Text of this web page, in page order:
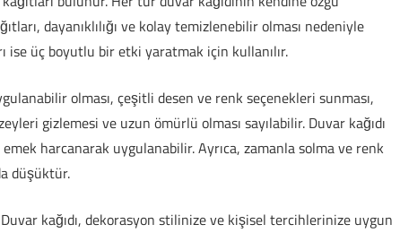
dayanıklılığı ve kolay temizlenebilir olması nedeniyle
ise üç boyutlu bir etki yaratmak için kullanılır.
olması, çeşitli desen ve renk seçenekleri sunması,
gizlemesi ve uzun ömürlü olması sayılabilir. Duvar kağıdı
harcanarak uygulanabilir. Ayrıca, zamanla solma ve renk
düşüktür.
kağıdı, dekorasyon stilinize ve kişisel tercihlerinize uygun